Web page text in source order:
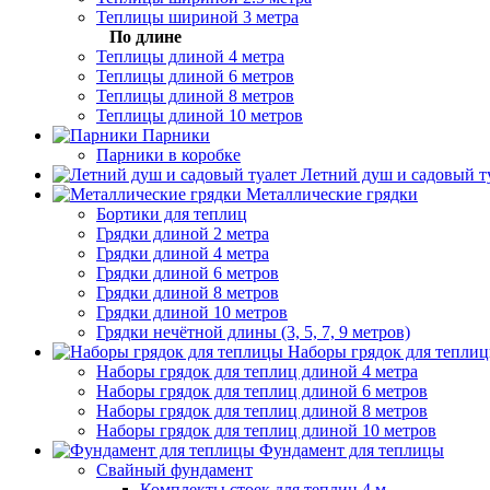
Теплицы шириной 3 метра
По длине
Теплицы длиной 4 метра
Теплицы длиной 6 метров
Теплицы длиной 8 метров
Теплицы длиной 10 метров
Парники
Парники в коробке
Летний душ и садовый
Металлические грядки
Бортики для теплиц
Грядки длиной 2 метра
Грядки длиной 4 метра
Грядки длиной 6 метров
Грядки длиной 8 метров
Грядки длиной 10 метров
Грядки нечётной длины (3, 5, 7, 9 метров)
Наборы грядок для
Наборы грядок для теплиц длиной 4 метра
Наборы грядок для теплиц длиной 6 метров
Наборы грядок для теплиц длиной 8 метров
Наборы грядок для теплиц длиной 10 метров
Фундамент для теплицы
Свайный фундамент